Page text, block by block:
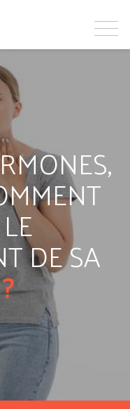
DE SA